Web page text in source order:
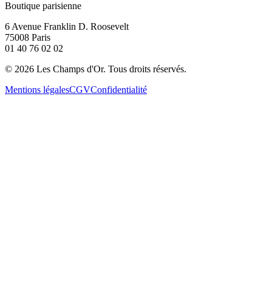
Boutique parisienne
6 Avenue Franklin D. Roosevelt
75008 Paris
01 40 76 02 02
© 2026 Les Champs d'Or. Tous droits réservés.
Mentions légalesCGVConfidentialité